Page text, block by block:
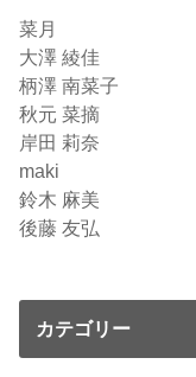
菜月
大澤 綾佳
柄澤 南菜子
秋元 菜摘
岸田 莉奈
maki
鈴木 麻美
後藤 友弘
カテゴリー